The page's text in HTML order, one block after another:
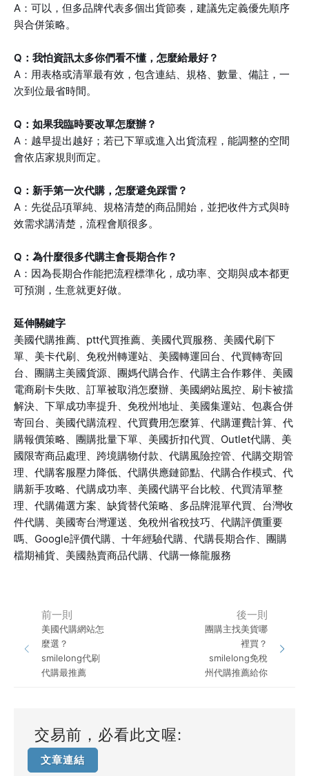
A：可以，但多品牌代表多個出貨節奏，建議先定義優先順序
與合併策略。
Q：我怕資訊太多你們看不懂，怎麼給最好？
A：用表格或清單最有效，包含連結、規格、數量、備註，一
次到位最省時間。
Q：如果我臨時要改單怎麼辦？
A：越早提出越好；若已下單或進入出貨流程，能調整的空間
會依店家規則而定。
Q：新手第一次代購，怎麼避免踩雷？
A：先從品項單純、規格清楚的商品開始，並把收件方式與時
效需求講清楚，流程會順很多。
Q：為什麼很多代購主會長期合作？
A：因為長期合作能把流程標準化，成功率、交期與成本都更
可預測，生意就更好做。
延伸關鍵字
美國代購推薦、ptt代買推薦、美國代買服務、美國代刷下
單、美卡代刷、免稅州轉運站、美國轉運回台、代買轉寄回
台、團購主美國貨源、團媽代購合作、代購主合作夥伴、美國
電商刷卡失敗、訂單被取消怎麼辦、美國網站風控、刷卡被擋
解決、下單成功率提升、免稅州地址、美國集運站、包裹合併
寄回台、美國代購流程、代買費用怎麼算、代購運費計算、代
購報價策略、團購批量下單、美國折扣代買、Outlet代購、美
國限寄商品處理、跨境購物付款、代購風險控管、代購交期管
理、代購客服壓力降低、代購供應鏈節點、代購合作模式、代
購新手攻略、代購成功率、美國代購平台比較、代買清單整
理、代購備選方案、缺貨替代策略、多品牌混單代買、台灣收
件代購、美國寄台灣運送、免稅州省稅技巧、代購評價重要
嗎、Google評價代購、十年經驗代購、代購長期合作、團購
檔期補貨、美國熱賣商品代購、代購一條龍服務
前一則
美國代購網站怎
麼選？
smilelong代刷
代購最推薦
後一則
團購主找美貨哪
裡買？
smilelong免稅
州代購推薦給你
交易前，必看此文喔:
文章連結